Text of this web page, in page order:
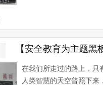
【安全教育为主题
在我们所走过的路上，只
人类智慧的天空普照下